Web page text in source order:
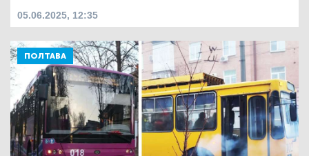
05.06.2025, 12:35
ПОЛТАВА